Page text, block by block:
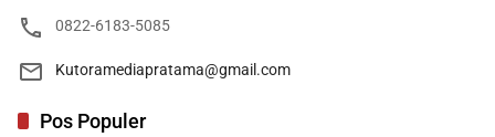
0822-6183-5085
Kutoramediapratama@gmail.com
Pos Populer